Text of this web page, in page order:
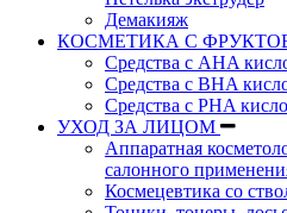
Демакияж
КОСМЕТИКА С
Средства с AHA
Средства с BHA
Средства с PHA
УХОД ЗА ЛИЦОМ
Аппаратная
салонного
Космецевтика со